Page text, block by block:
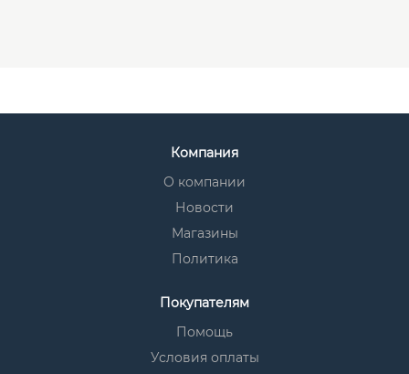
Компания
О компании
Новости
Магазины
Политика
Покупателям
Помощь
Условия оплаты